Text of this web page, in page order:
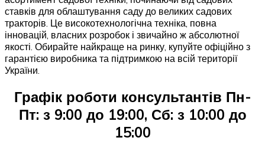
ставків для облаштування саду до великих садових
тракторів. Це високотехнологічна техніка, повна
інновацій, власних розробок і звичайно ж абсолютної
якості. Обирайте найкраще на ринку, купуйте офіційно з
гарантією виробника та підтримкою на всій території
України.
Графік роботи консультантів Пн-
Пт: з 9:00 до 19:00, Сб: з 10:00 до
15:00